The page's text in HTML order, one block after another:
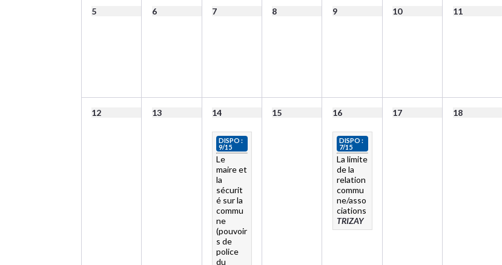
5 6 7 8 9 10 11
12 13 14
DISPO :
9/15
Le
maire et
la
sécurit
é sur la
commu
ne
(pouvoir
s de
police
du
15 16
DISPO :
7/15
La limite
de la
relation
commu
ne/asso
ciations
TRIZAY
17 18